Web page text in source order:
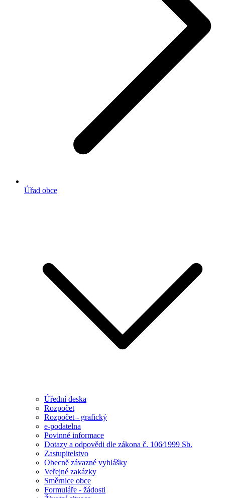
Úřad obce
Úřední deska
Rozpočet
Rozpočet - grafický
e-podatelna
Povinné informace
Dotazy a odpovědi dle zákona č. 106⁄1999 Sb.
Zastupitelstvo
Obecně závazné vyhlášky
Veřejné zakázky
Směrnice obce
Formuláře - žádosti